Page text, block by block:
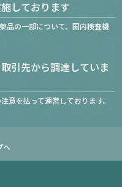
しております
品の一部について、国内検査機
引先から調達していま
意を払って運営しております。
へ